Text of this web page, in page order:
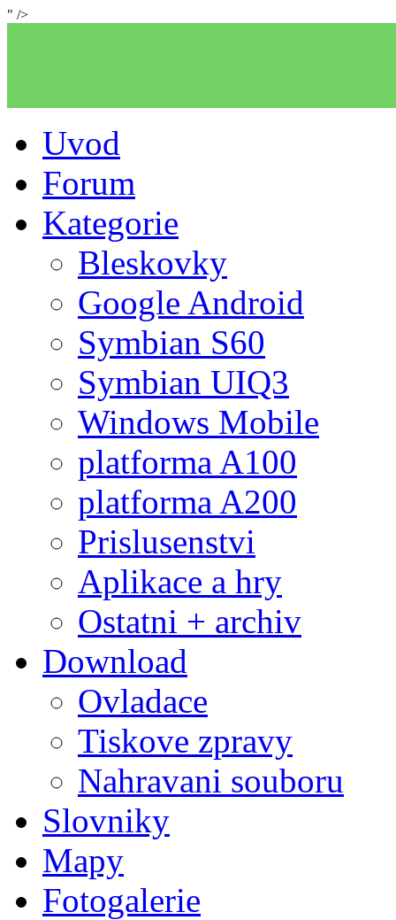
" />
Uvod
Forum
Kategorie
Bleskovky
Google Android
Symbian S60
Symbian UIQ3
Windows Mobile
platforma A100
platforma A200
Prislusenstvi
Aplikace a hry
Ostatni + archiv
Download
Ovladace
Tiskove zpravy
Nahravani souboru
Slovniky
Mapy
Fotogalerie